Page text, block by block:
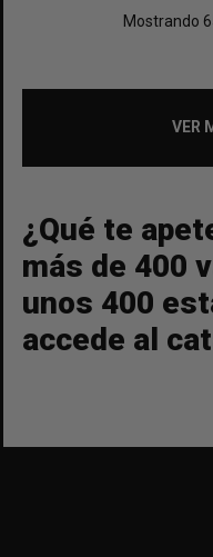
Mostrando
VER
¿Qué te
más de 400
unos 400
accede al